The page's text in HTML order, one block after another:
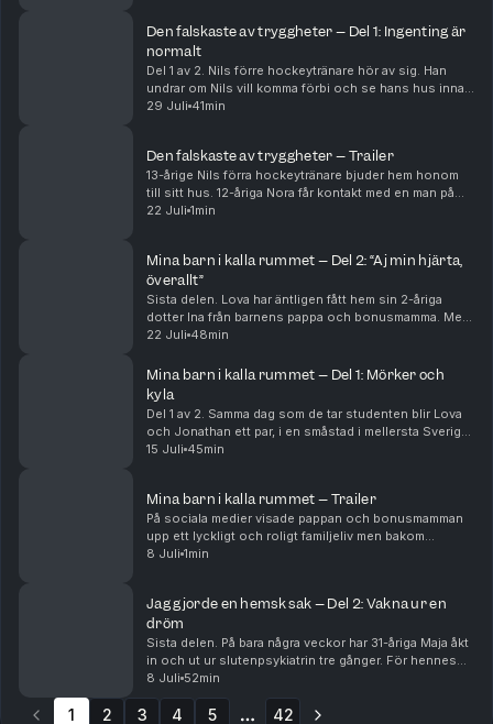
Den falskaste av tryggheter – Del 1: Ingenting är
normalt
Del 1 av 2. Nils förre hockeytränare hör av sig. Han
undrar om Nils vill komma förbi och se hans hus innan
han ska flytta. Nils, en 13-åring som säger YOLO och ja
29 Juli 41min
Den falskaste av tryggheter – Trailer
13-årige Nils förra hockeytränare bjuder hem honom
till sitt hus. 12-åriga Nora får kontakt med en man på
nätet, som på fritiden är danslärare. Det här är en
22 Juli 1min
Mina barn i kalla rummet – Del 2: “Aj min hjärta,
överallt”
Sista delen. Lova har äntligen fått hem sin 2-åriga
dotter Ina från barnens pappa och bonusmamma. Men
när Lova får se det kraftiga blåmärket på baksidan av
22 Juli 48min
Mina barn i kalla rummet – Del 1: Mörker och
kyla
Del 1 av 2. Samma dag som de tar studenten blir Lova
och Jonathan ett par, i en småstad i mellersta Sverige.
Knappt tre år senare har de två barn och en stor
15 Juli 45min
Mina barn i kalla rummet – Trailer
På sociala medier visade pappan och bonusmamman
upp ett lyckligt och roligt familjeliv men bakom
kulisserna utsattes små barn för hänsynslöst våld av
8 Juli 1min
Jag gjorde en hemsk sak – Del 2: Vakna ur en
dröm
Sista delen. På bara några veckor har 31-åriga Maja åkt
in och ut ur slutenpsykiatrin tre gånger. För hennes
nära och kära är det uppenbart att hon inte är sig själv,
utan befinner sig i en psykos. Me...
8 Juli 52min
1 2 3 4 5 42